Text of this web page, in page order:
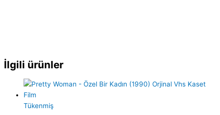
İlgili ürünler
Tükenmiş